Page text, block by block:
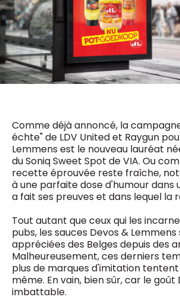
Comme déjà annoncé, la
échte" de LDV United et Raygun
Lemmens est le nouveau lauréat
du Soniq Sweet Spot de VIA. Ou
recette éprouvée reste fraîche,
à une parfaite dose d'humour dans
a fait ses preuves et dans lequel la
Tout autant que ceux qui les
pubs, les sauces Devos &
appréciées des Belges depuis des
Malheureusement, ces derniers
plus de marques d'imitation
même. En vain, bien sûr, car le goût
imbattable.
0498 88 64 89
f.bouchar@mm.be
Chief Editor
Griet Byl
0475 97 12 57
g.byl@mm.be
Damien Lemaire
0477 37 31 65
d.lemaire@mm.be
VALIDER
NOTRE CONTENU
Daily
1 x week
10 x year
10 x year
4 x year
Des questions ?